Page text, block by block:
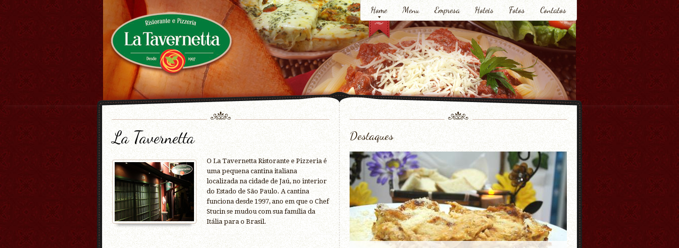
Home Menu Empresa Hoteis Fotos Contatos
La Tavernetta
O La Tavernetta Ristorante e Pizzeria é
uma pequena cantina italiana
localizada na cidade de Jaú, no interior
do Estado de São Paulo. A cantina
funciona desde 1997, ano em que o Chef
Stucin se mudou com sua família da
Itália para o Brasil.
Destaques